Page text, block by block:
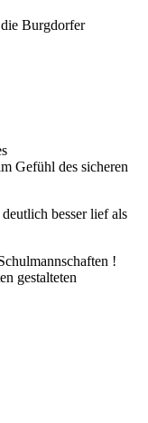
Burgdorfer
Gefühl des sicheren
besser lief als
!
gestalteten